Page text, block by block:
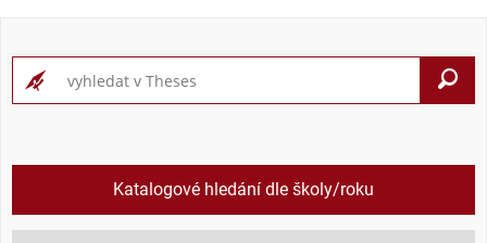
Katalogové hledání dle školy/roku